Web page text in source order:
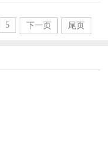
5 下一页 尾页